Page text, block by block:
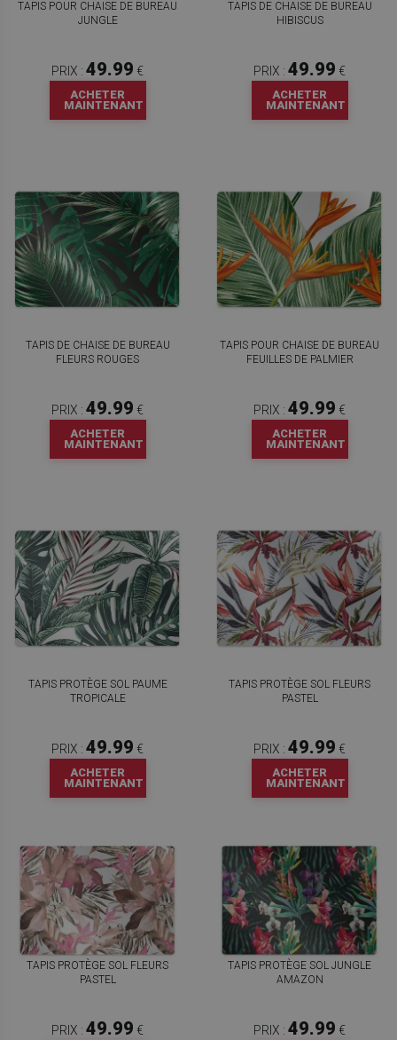
TAPIS POUR CHAISE DE BUREAU
JUNGLE
PRIX : 49.99 €
ACHETER
MAINTENANT
TAPIS DE CHAISE DE BUREAU
HIBISCUS
PRIX : 49.99 €
ACHETER
MAINTENANT
TAPIS DE CHAISE DE BUREAU
FLEURS ROUGES
PRIX : 49.99 €
ACHETER
MAINTENANT
TAPIS POUR CHAISE DE BUREAU
FEUILLES DE PALMIER
PRIX : 49.99 €
ACHETER
MAINTENANT
TAPIS PROTÈGE SOL PAUME
TROPICALE
PRIX : 49.99 €
ACHETER
MAINTENANT
TAPIS PROTÈGE SOL FLEURS
PASTEL
PRIX : 49.99 €
ACHETER
MAINTENANT
TAPIS PROTÈGE SOL FLEURS
PASTEL
PRIX : 49.99 €
TAPIS PROTÈGE SOL JUNGLE
AMAZON
PRIX : 49.99 €